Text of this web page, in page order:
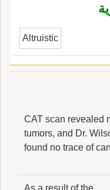
Altruistic
CAT scan revealed
tumors, and Dr.
found no trace of